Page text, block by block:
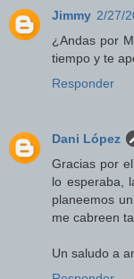
Jimmy 2/27/
¿Andas por
tiempo y te
Responder
Dani López
Gracias por
lo esperaba,
planeemos
me cabreen
Un saludo a